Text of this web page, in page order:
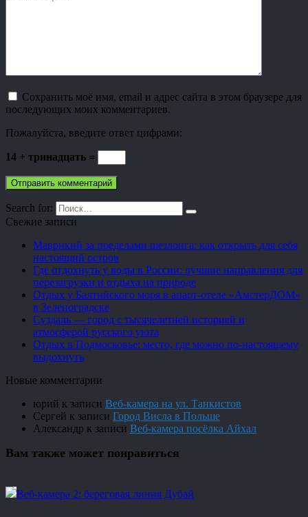
Сохранить моё имя, email и адрес сайта в этом браузере для
последующих моих комментариев.
Пожалуйста, введите ответ цифрами:
14 + тринадцать =
Search for:
Свежие записи
Маврикий за пределами шезлонга: как открыть для себя
настоящий остров
Где отдохнуть у воды в России: лучшие направления для
перезагрузки и отдыха на природе
Отдых у Балтийского моря в апарт-отеле «АмстерДОМ»
в Зеленоградске
Суздаль — город с тысячелетней историей и
атмосферой русского уюта
Отдых в Подмосковье: место, где можно по-настоящему
выдохнуть
Новые комментарии
юрий к записи Веб-камера на ул. Танкистов
Сергей к записи Город Висла в Польше
Александр к записи Веб-камера посёлка Айхал
Вам также может понравиться
Веб-камера 2: береговая линия Дубай